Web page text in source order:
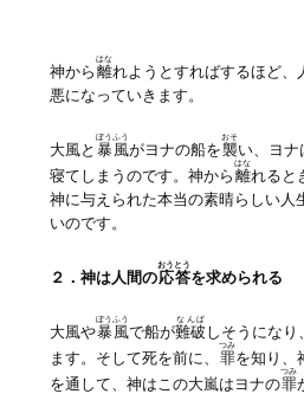
神から 離
はな
れようとすればするほど、
悪になっていきます。
大風と 暴風
ぼうふう
がヨナの船を襲
おそ
い、ヨナ
寝てしまうのです。神から 離
はな
れると
神に与えられた本当の素晴らしい人
いのです。
２．神は人間の応答
おうとう
を求められる
大風や暴風
ぼうふう
で船が難破
なんぱ
しそうになり
ます。そして死を前に、 罪
つみ
を知り、
を通して、神はこの大嵐はヨナの罪
つみ